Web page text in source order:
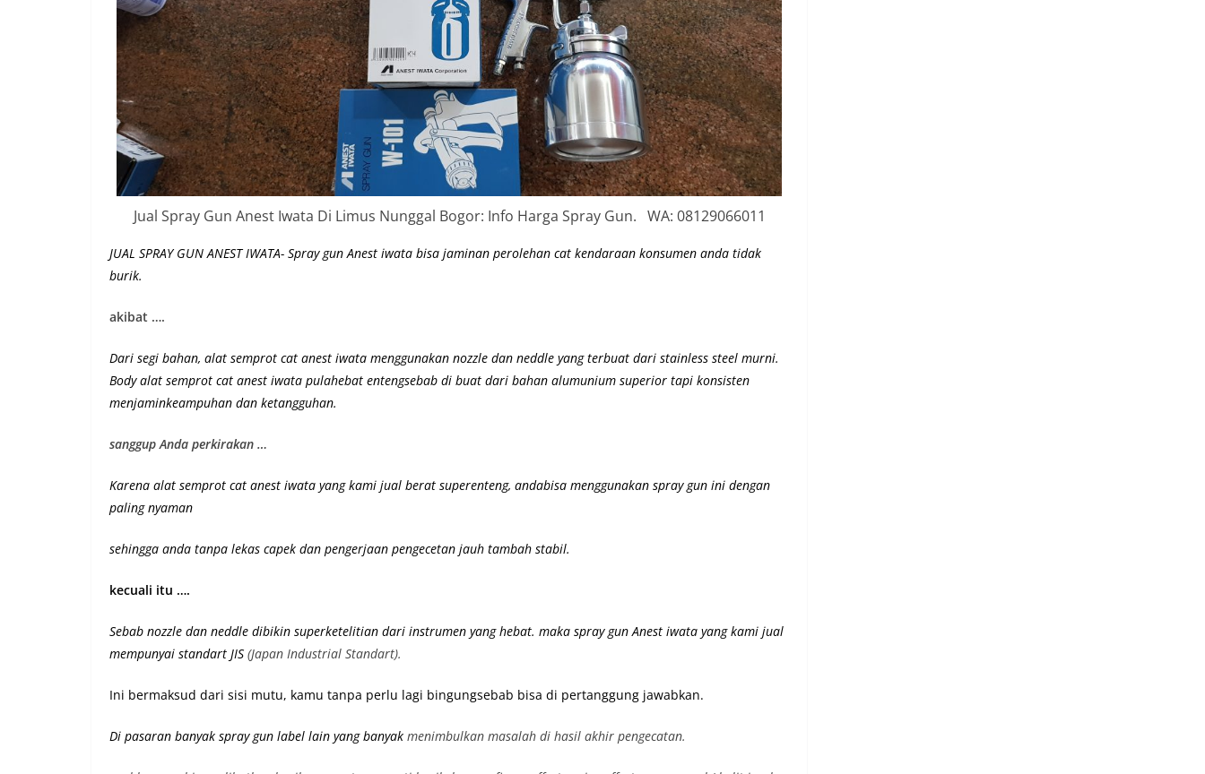
Jual Spray Gun Anest Iwata Di Limus Nunggal Bogor: Info Harga Spray Gun. WA: 08129066011
JUAL SPRAY GUN ANEST IWATA- Spray gun Anest iwata bisa jaminan perolehan cat kendaraan konsumen anda tidak
burik.
akibat ….
Dari segi bahan, alat semprot cat anest iwata menggunakan nozzle dan neddle yang terbuat dari stainless steel murni.
Body alat semprot cat anest iwata pulahebat entengsebab di buat dari bahan alumunium superior tapi konsisten
menjaminkeampuhan dan ketangguhan.
sanggup Anda perkirakan …
Karena alat semprot cat anest iwata yang kami jual berat superenteng, andabisa menggunakan spray gun ini dengan
paling nyaman
sehingga anda tanpa lekas capek dan pengerjaan pengecetan jauh tambah stabil.
kecuali itu ….
Sebab nozzle dan neddle dibikin superketelitian dari instrumen yang hebat. maka spray gun Anest iwata yang kami jual
mempunyai standart JIS (Japan Industrial Standart).
Ini bermaksud dari sisi mutu, kamu tanpa perlu lagi bingungsebab bisa di pertanggung jawabkan.
Di pasaran banyak spray gun label lain yang banyak menimbulkan masalah di hasil akhir pengecatan.